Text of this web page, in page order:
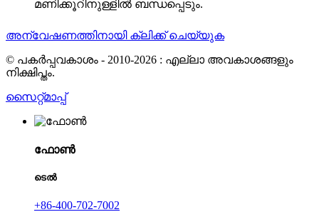
മണിക്കൂറിനുള്ളിൽ ബന്ധപ്പെടും.
അന്വേഷണത്തിനായി ക്ലിക്ക് ചെയ്യുക
© പകർപ്പവകാശം - 2010-2026 : എല്ലാ അവകാശങ്ങളും
നിക്ഷിപ്തം.
സൈറ്റ്മാപ്പ്
ഫോൺ
ടെൽ
+86-400-702-7002